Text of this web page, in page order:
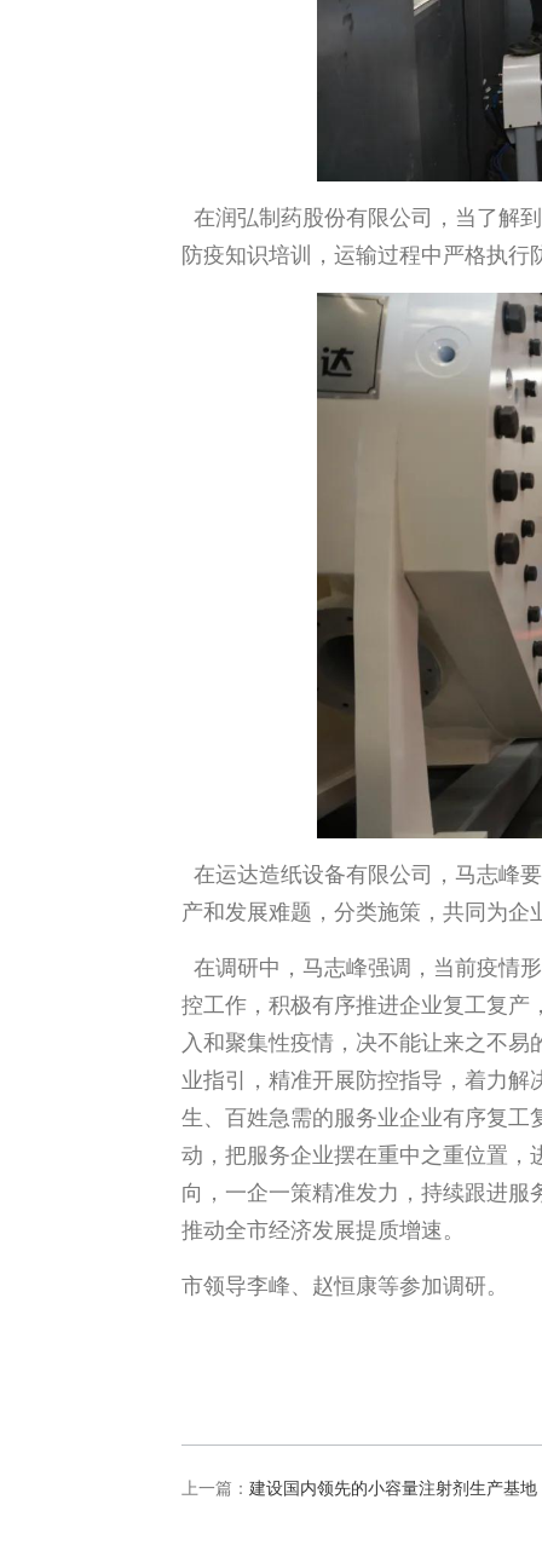
在润弘制药股份有限公司，当了解
防疫知识培训，运输过程中严格执
在运达造纸设备有限公司，马志峰
产和发展难题，分类施策，共同为企
在调研中，马志峰强调，当前疫情
控工作，积极有序推进企业复工复
入和聚集性疫情，决不能让来之不
业指引，精准开展防控指导，着力
生、百姓急需的服务业企业有序复工
动，把服务企业摆在重中之重位置
向，一企一策精准发力，持续跟进
推动全市经济发展提质增速。
市领导李峰、赵恒康等参加调研。
上一篇： 建设国内领先的小容量注射剂生产基